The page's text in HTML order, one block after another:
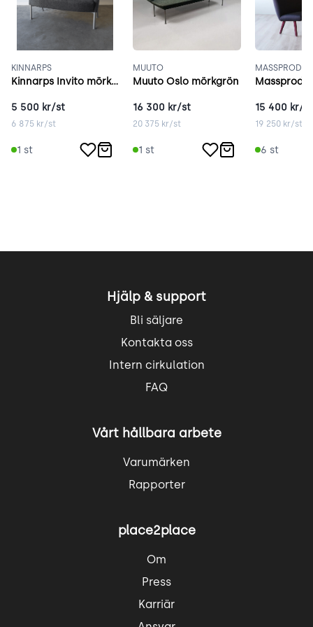
KINNARPS
Kinnarps Invito mörkgrå
5 500 kr/st
6 875 kr/st
1 st
MUUTO
Muuto Oslo mörkgrön
16 300 kr/st
20 375 kr/st
1 st
15 400 kr/st
19 250kr/st
6 st
Hjälp & support
Bli säljare
Kontakta oss
Intern cirkulation
FAQ
Vårt hållbara arbete
Varumärken
Rapporter
place2place
Om
Press
Karriär